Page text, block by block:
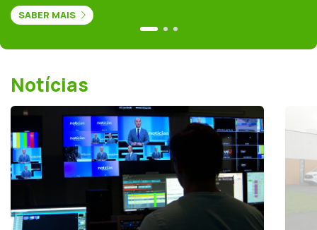
SABER MAIS
Notícias